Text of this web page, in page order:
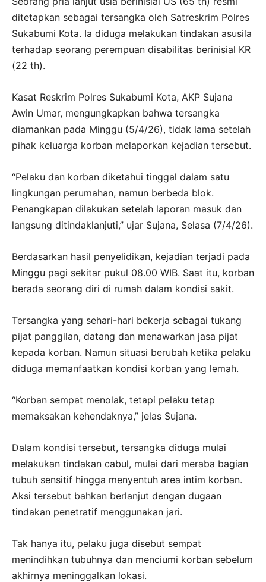
ditetapkan sebagai tersangka oleh Satreskrim Polres
Sukabumi Kota. Ia diduga melakukan tindakan asusila
terhadap seorang perempuan disabilitas berinisial KR
(22 th).
Kasat Reskrim Polres Sukabumi Kota, AKP Sujana
Awin Umar, mengungkapkan bahwa tersangka
diamankan pada Minggu (5/4/26), tidak lama setelah
pihak keluarga korban melaporkan kejadian tersebut.
“Pelaku dan korban diketahui tinggal dalam satu
lingkungan perumahan, namun berbeda blok.
Penangkapan dilakukan setelah laporan masuk dan
langsung ditindaklanjuti,” ujar Sujana, Selasa (7/4/26).
Berdasarkan hasil penyelidikan, kejadian terjadi pada
Minggu pagi sekitar pukul 08.00 WIB. Saat itu, korban
berada seorang diri di rumah dalam kondisi sakit.
Tersangka yang sehari-hari bekerja sebagai tukang
pijat panggilan, datang dan menawarkan jasa pijat
kepada korban. Namun situasi berubah ketika pelaku
diduga memanfaatkan kondisi korban yang lemah.
“Korban sempat menolak, tetapi pelaku tetap
memaksakan kehendaknya,” jelas Sujana.
Dalam kondisi tersebut, tersangka diduga mulai
melakukan tindakan cabul, mulai dari meraba bagian
tubuh sensitif hingga menyentuh area intim korban.
Aksi tersebut bahkan berlanjut dengan dugaan
tindakan penetratif menggunakan jari.
Tak hanya itu, pelaku juga disebut sempat
menindihkan tubuhnya dan menciumi korban sebelum
akhirnya meninggalkan lokasi.